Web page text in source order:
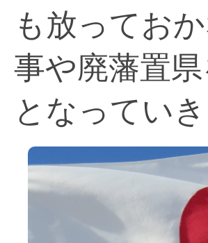
も放ってお
事や廃藩置
となっていき